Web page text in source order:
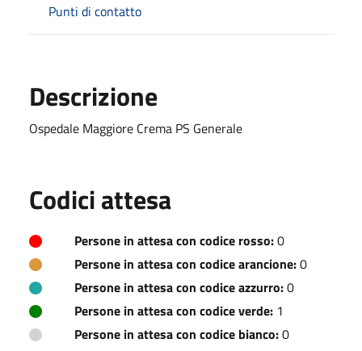
Punti di contatto
Descrizione
Ospedale Maggiore Crema PS Generale
Codici attesa
Persone in attesa con codice rosso:0
Persone in attesa con codice arancione:0
Persone in attesa con codice azzurro:0
Persone in attesa con codice verde: 1
Persone in attesa con codice bianco:0